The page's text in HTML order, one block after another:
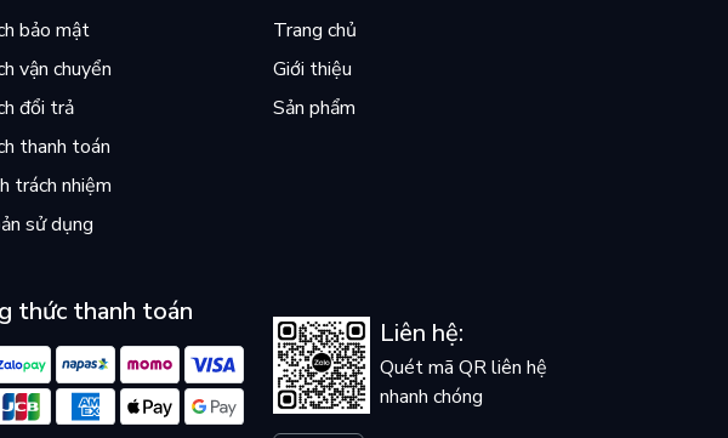
bảo mật
vận chuyển
đổi trả
thanh toán
trách nhiệm
sử dụng
Trang chủ
Giới thiệu
Sản phẩm
thức thanh toán
Liên hệ:
Quét mã QR liên hệ
nhanh chóng